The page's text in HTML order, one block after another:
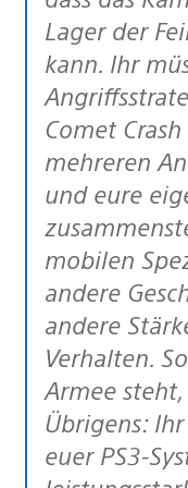
Lager der
kann. Ihr
Comet
mehreren
und eure
mobilen
andere
andere
Verhalten.
Armee
Übrigens:
euer PS3-